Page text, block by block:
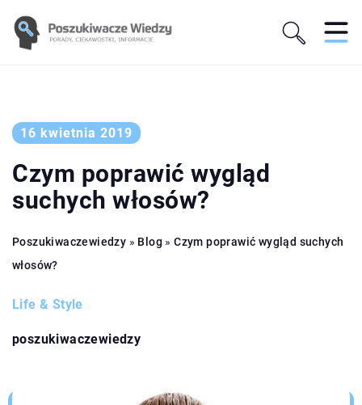
16 kwietnia 2019
Czym poprawić wygląd
suchych włosów?
Poszukiwaczewiedzy » Blog »Czym poprawić wygląd suchych
włosów?
Life & Style
poszukiwaczewiedzy